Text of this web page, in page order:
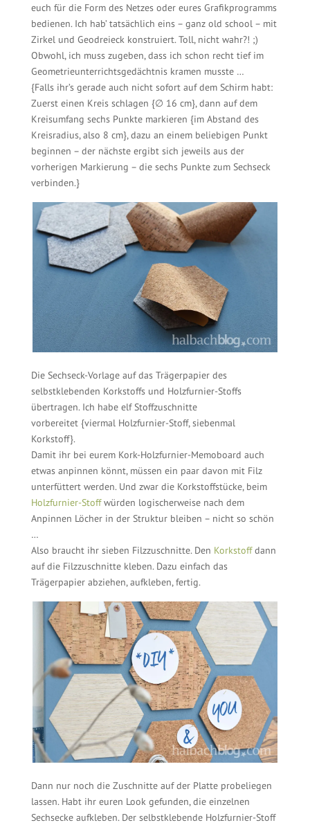
euch für die Form des Netzes oder eures Grafikprogramms
bedienen. Ich hab’ tatsächlich eins – ganz old school – mit
Zirkel und Geodreieck konstruiert. Toll, nicht wahr?! ;)
Obwohl, ich muss zugeben, dass ich schon recht tief im
Geometrieunterrichtsgedächtnis kramen musste …
{Falls ihr’s gerade auch nicht sofort auf dem Schirm habt:
Zuerst einen Kreis schlagen {∅ 16 cm}, dann auf dem
Kreisumfang sechs Punkte markieren {im Abstand des
Kreisradius, also 8 cm}, dazu an einem beliebigen Punkt
beginnen – der nächste ergibt sich jeweils aus der
vorherigen Markierung – die sechs Punkte zum Sechseck
verbinden.}
Die Sechseck-Vorlage auf das Trägerpapier des
selbstklebenden Korkstoffs und Holzfurnier-Stoffs
übertragen. Ich habe elf Stoffzuschnitte
vorbereitet {viermal Holzfurnier-Stoff, siebenmal
Korkstoff}.
Damit ihr bei eurem Kork-Holzfurnier-Memoboard auch
etwas anpinnen könnt, müssen ein paar davon mit Filz
unterfüttert werden. Und zwar die Korkstoffstücke, beim
Holzfurnier-Stoffwürden logischerweise nach dem
Anpinnen Löcher in der Struktur bleiben – nicht so schön
…
Also braucht ihr sieben Filzzuschnitte. Den Korkstoffdann
auf die Filzzuschnitte kleben. Dazu einfach das
Trägerpapier abziehen, aufkleben, fertig.
Dann nur noch die Zuschnitte auf der Platte probeliegen
lassen. Habt ihr euren Look gefunden, die einzelnen
Sechsecke aufkleben. Der selbstklebende Holzfurnier-Stoff